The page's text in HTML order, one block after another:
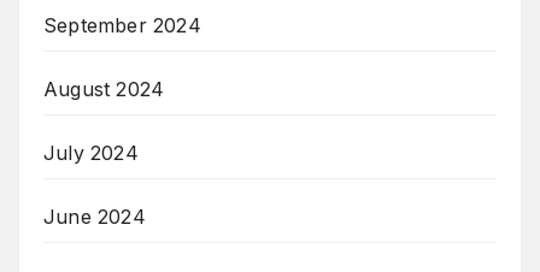
September 2024
August 2024
July 2024
June 2024